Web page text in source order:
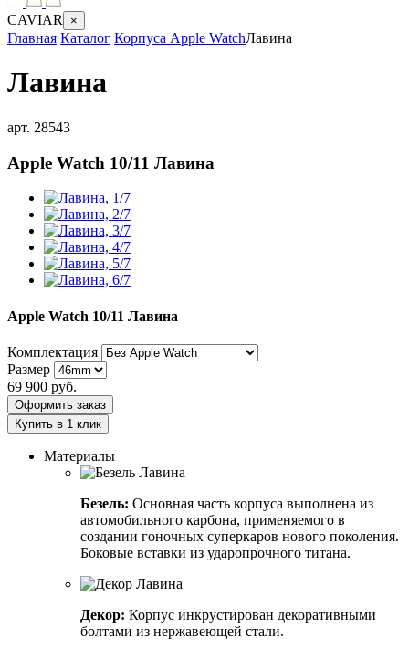
CAVIAR ×
Главная Каталог Корпуса Apple WatchЛавина
Лавина
арт. 28543
Apple Watch 10/11 Лавина
Apple Watch 10/11 Лавина
Комплектация
Размер
69 900 руб.
Оформить заказ
Купить в 1 клик
Материалы
Безель: Основная часть корпуса выполнена из
автомобильного карбона, применяемого в
создании гоночных суперкаров нового поколения.
Боковые вставки из ударопрочного титана.
Декор: Корпус инкрустирован декоративными
болтами из нержавеющей стали.